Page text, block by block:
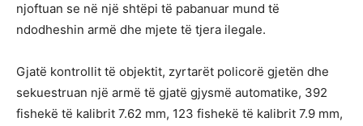
njoftuan se në një shtëpi të pabanuar mund të
ndodheshin armë dhe mjete të tjera ilegale.
Gjatë kontrollit të objektit, zyrtarët policorë gjetën dhe
sekuestruan një armë të gjatë gjysmë automatike, 392
fishekë të kalibrit 7.62 mm, 123 fishekë të kalibrit 7.9 mm,